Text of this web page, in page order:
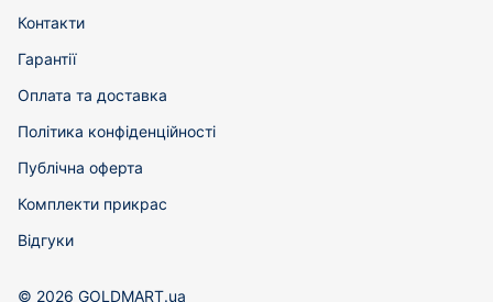
Контакти
Гарантії
Оплата та доставка
Політика конфіденційності
Публічна оферта
Комплекти прикрас
Відгуки
© 2026 GOLDMART.ua